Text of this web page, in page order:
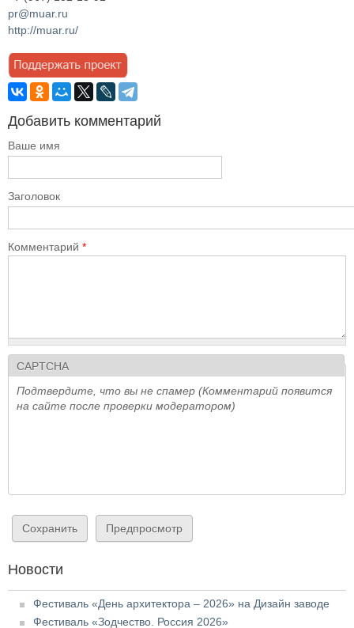
pr@muar.ru
http://muar.ru/
Добавить комментарий
Ваше имя
Заголовок
Комментарий *
CAPTCHA
Подтвердите, что вы не спамер (Комментарий появится
на сайте после проверки модератором)
Новости
Фестиваль «День архитектора – 2026» на Дизайн заводе
Фестиваль «Зодчество. Россия 2026»